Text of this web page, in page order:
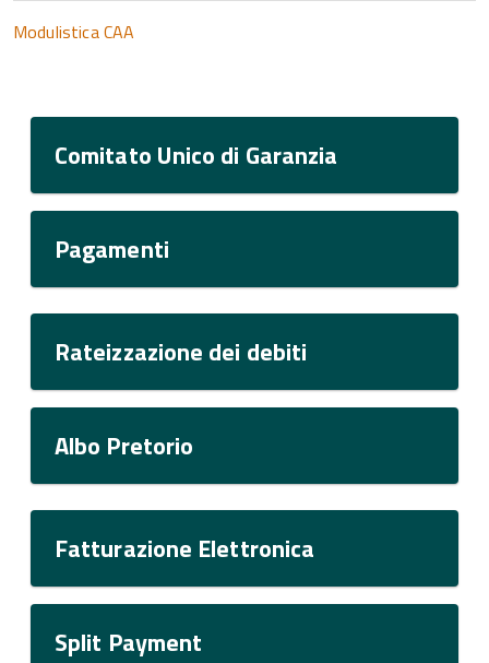
Modulistica CAA
Comitato Unico di Garanzia
Pagamenti
Rateizzazione dei debiti
Albo Pretorio
Fatturazione Elettronica
Split Payment